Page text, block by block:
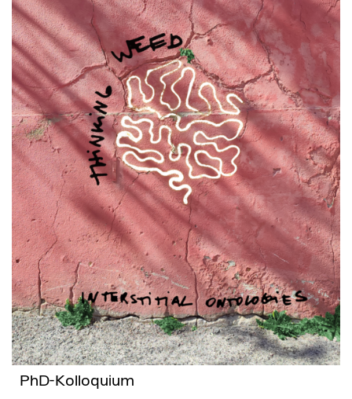
PhD-Kolloquium